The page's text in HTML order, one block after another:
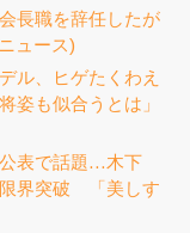
長職を辞任したが
ュース)
ル、ヒゲたくわえ
も似合うとは」
表で話題…木下
限界突破 「美しす